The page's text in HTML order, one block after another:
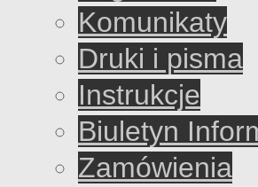
Komunikaty
Druki i pisma
Instrukcje
Biuletyn
Zamówienia